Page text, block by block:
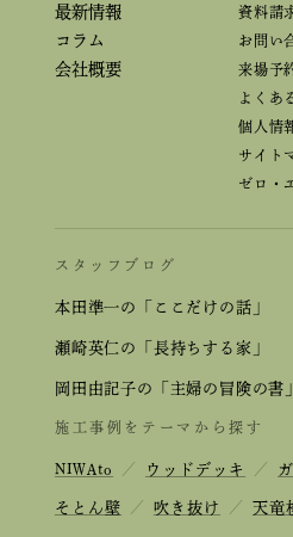
最新情報
コラム
会社概要
資料請
お問い
来場予
よくあ
個人情
サイト
ゼロ・
スタッフブログ
本田準一の「ここだけの話」
瀬崎英仁の「長持ちする家」
岡田由記子の「主婦の冒険の書」
施工事例をテーマから探す
NIWAto ／ ウッドデッキ ／
そとん壁 ／ 吹き抜け ／ 天竜